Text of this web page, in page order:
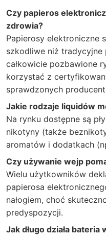
Czy papieros
zdrowia?
Papierosy elektroniczne
szkodliwe niż tradycyjne
całkowicie pozbawione
korzystać z
sprawdzonych
Jakie rodzaje liquidów
Na rynku dostępne są
nikotyny (także
aromatów i dodatkach
Czy używanie wejp
Wielu użytkowników
papierosa
nałogiem, choć
predyspozycji.
Jak długo działa